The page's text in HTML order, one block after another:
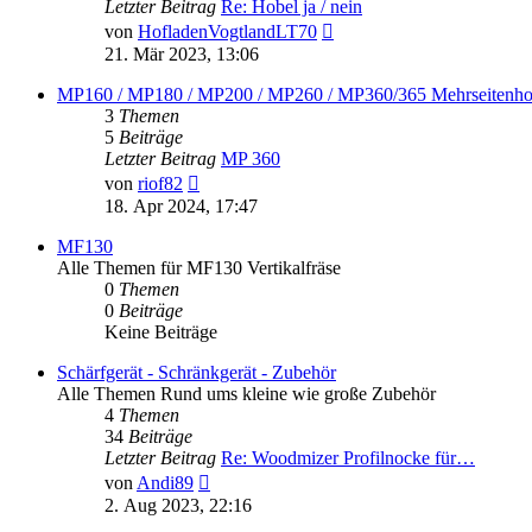
Letzter Beitrag Re: Hobel ja / nein
von HofladenVogtlandLT70
21. Mär 2023, 13:06
MP160 / MP180 / MP200 / MP260 / MP360/365
3 Themen
5 Beiträge
Letzter Beitrag MP 360
von riof82
Beitrag
18. Apr 2024, 17:47
MF130
Alle Themen für MF130 Vertikalfräse
0 Themen
0 Beiträge
Keine Beiträge
Schärfgerät - Schränkgerät - Zubehör
Alle Themen Rund ums kleine wie große Zubehör
4 Themen
34 Beiträge
Letzter Beitrag Re: Woodmizer Profilnocke für…
vonAndi89
Beitrag
2. Aug 2023, 22:16